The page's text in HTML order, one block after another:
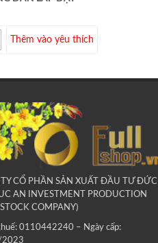
Thêm vào yêu thích
CỔ PHẦN SẢN XUẤT ĐẦU TƯ ĐỨC
AN INVESTMENT PRODUCTION
COMPANY)
0110442240 – Ngày cấp: